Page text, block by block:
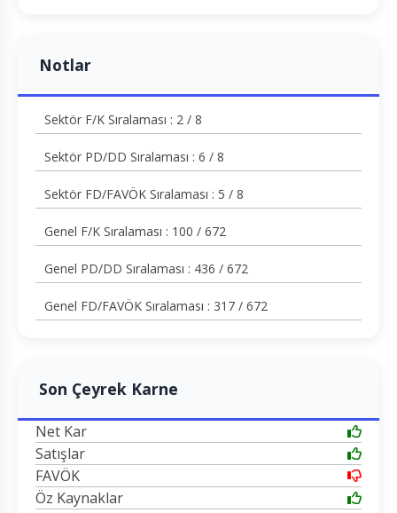
Notlar
Sektör F/K Sıralaması : 2 / 8
Sektör PD/DD Sıralaması : 6 / 8
Sektör FD/FAVÖK Sıralaması : 5 / 8
Genel F/K Sıralaması : 100 / 672
Genel PD/DD Sıralaması : 436 / 672
Genel FD/FAVÖK Sıralaması : 317 / 672
Son Çeyrek Karne
Net Kar
Satışlar
FAVÖK
Öz Kaynaklar